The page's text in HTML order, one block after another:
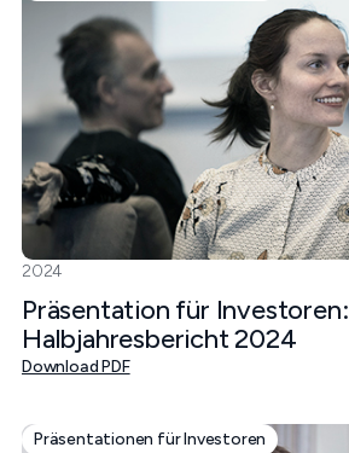
2024
Präsentation für Investoren:
Halbjahresbericht 2024
Download PDF
Präsentationen für Investoren